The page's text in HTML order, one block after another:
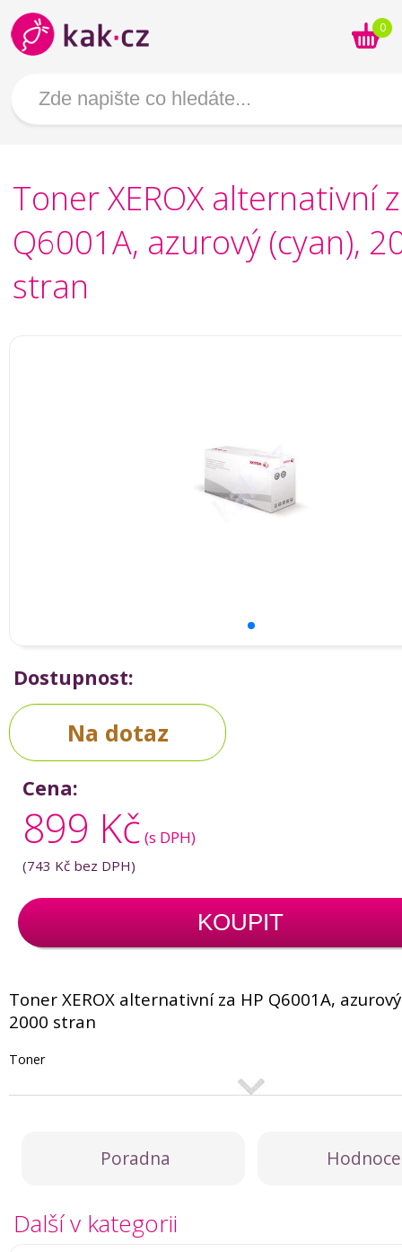
0
Toner XEROX alternativní
Q6001A, azurový (cyan),
stran
Dostupnost:
Na dotaz
Cena:
899 Kč (s DPH)
(743 Kč bez DPH)
KOUPIT
Toner XEROX alternativní za HP Q6001A,
2000 stran
Toner
Poradna
Další v kategorii